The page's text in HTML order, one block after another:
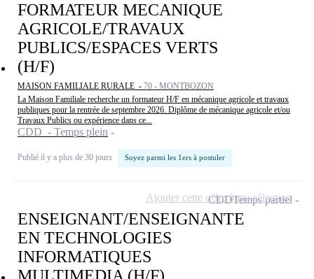
FORMATEUR MECANIQUE
AGRICOLE/TRAVAUX
PUBLICS/ESPACES VERTS
(H/F)
MAISON FAMILIALE RURALE - 70 - MONTBOZON
La Maison Familiale recherche un formateur H/F en mécanique agricole et travaux
publiques pour la rentrée de septembre 2026. Diplôme de mécanique agricole et/ou
Travaux Publics ou expérience dans ce...
CDD - Temps plein
Publié il y a plus de 30 jours Soyez parmi les 1ers à postuler
ENSEIGNANT/ENSEIGNANTE
EN TECHNOLOGIES
INFORMATIQUES
CDDTemps partiel
Ajouter cette offre à ma sélection